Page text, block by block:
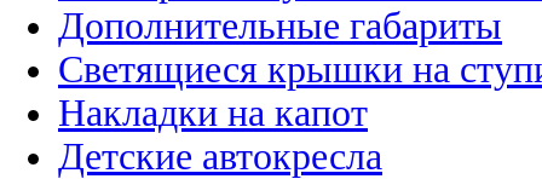
Дополнительные габариты
Светящиеся крышки на
Накладки на капот
Детские автокресла